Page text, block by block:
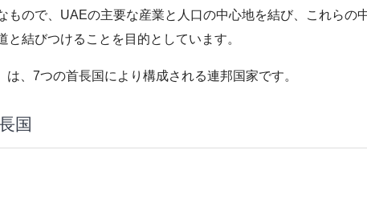
もので、UAEの主要な産業と人口の中心地を結び、これらの
と結びつけることを目的としています。
、7つの首長国により構成される連邦国家です。
国